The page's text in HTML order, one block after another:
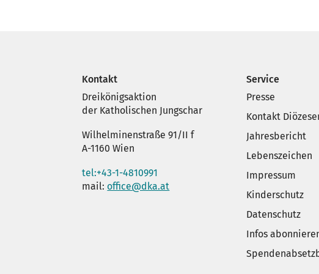
Kontakt
Dreikönigsaktion
der Katholischen Jungschar
Wilhelminenstraße 91/II f
A-1160 Wien
tel:+43-1-4810991
mail: office@dka.at
Service
Presse
Kontakt
Jahresbericht
Lebenszeichen
Impressum
Kinderschutz
Datenschutz
Infos